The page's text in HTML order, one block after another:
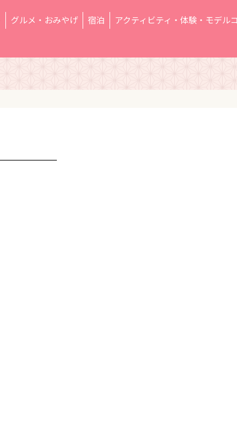
グルメ・おみやげ 宿泊
アクティビティ・体験・モデル